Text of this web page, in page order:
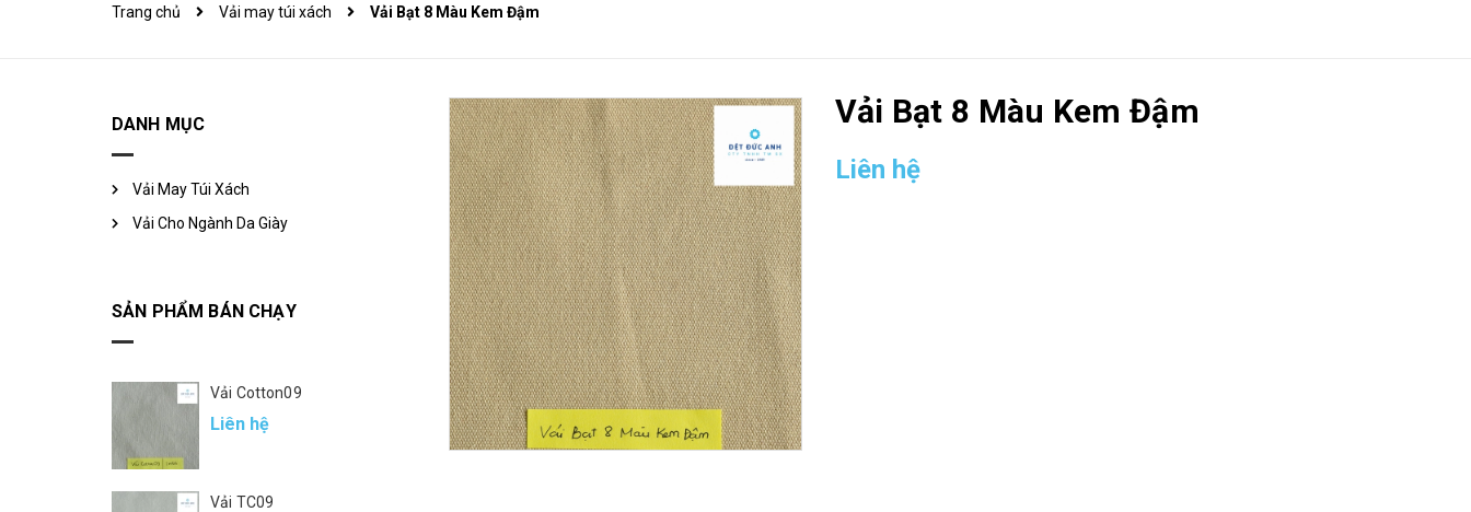
Trang chủ Vải may túi xách Vải Bạt 8 Màu Kem Đậm
Vải Bạt 8 Màu Kem Đậm
Liên hệ
DANH MỤC
Vải May Túi Xách
Vải Cho Ngành Da Giày
SẢN PHẨM BÁN CHẠY
Vải Cotton09
Liên hệ
Vải TC09